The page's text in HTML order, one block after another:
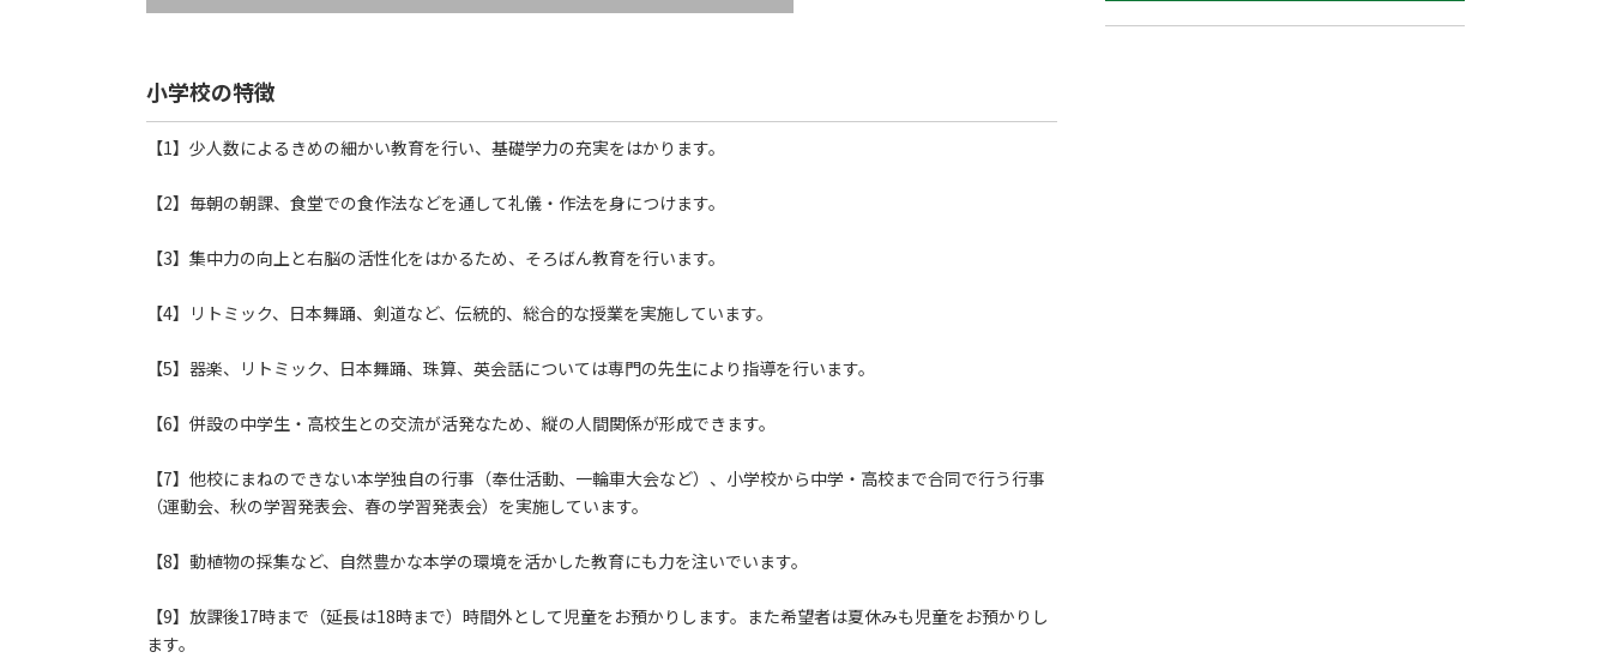
小学校の特徴
【1】少人数によるきめの細かい教育を行い、基礎学力の充実をはかります。
【2】毎朝の朝課、食堂での食作法などを通して礼儀・作法を身につけます。
【3】集中力の向上と右脳の活性化をはかるため、そろばん教育を行います。
【4】リトミック、日本舞踊、剣道など、伝統的、総合的な授業を実施しています。
【5】器楽、リトミック、日本舞踊、珠算、英会話については専門の先生により指導を行います。
【6】併設の中学生・高校生との交流が活発なため、縦の人間関係が形成できます。
【7】他校にまねのできない本学独自の行事（奉仕活動、一輪車大会など）、小学校から中学・高校まで合同で行う行事
（運動会、秋の学習発表会、春の学習発表会）を実施しています。
【8】動植物の採集など、自然豊かな本学の環境を活かした教育にも力を注いでいます。
【9】放課後17時まで（延長は18時まで）時間外として児童をお預かりします。また希望者は夏休みも児童をお預かりし
ます。